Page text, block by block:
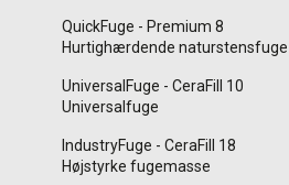
QuickFuge - Premium 8
Hurtighærdende naturstensfuge
UniversalFuge - CeraFill 10
Universalfuge
IndustryFuge - CeraFill 18
Højstyrke fugemasse